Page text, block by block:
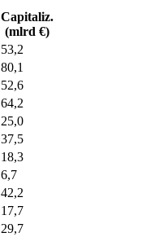
Capitaliz.
(mlrd €)
53,2
80,1
52,6
64,2
25,0
37,5
18,3
6,7
42,2
17,7
29,7